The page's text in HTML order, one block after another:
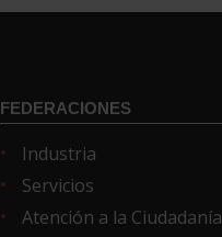
FEDERACIONES
Industria
Servicios
Atención a la Ciudadanía